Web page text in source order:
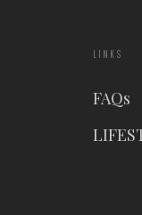
LINKS
FAQs